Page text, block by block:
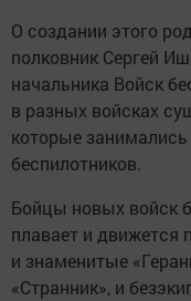
О создании этого
полковник Сергей
начальника Войск
в разных войсках
которые
беспилотников.
Бойцы новых войск
плавает и движется
и знаменитые
«Странник», и